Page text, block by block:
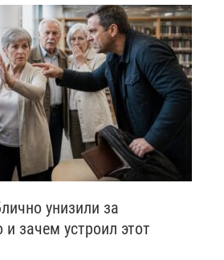
унизили за
и зачем устроил этот